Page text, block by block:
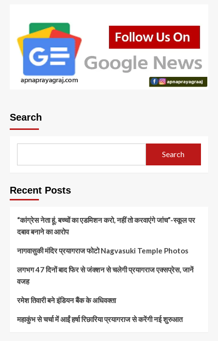
Search
Search
Recent Posts
“कांग्रेस नेता हूं, बच्चों का एडमिशन करो, नहीं तो करवाएंगे जांच”-स्कूल पर
दबाव बनाने का आरोप
नागवासुकी मंदिर प्रयागराज फोटो Nagvasuki Temple Photos
लगभग 47 दिनों बाद फिर से जंक्शन से चलेगी प्रयागराज एक्सप्रेस, जानें
वजह
रमेश तिवारी बने इंडियन बैंक के अधिवक्ता
महाकुंभ से चर्चा में आईं हर्षा रिछारिया प्रयागराज से करेंगी नई शुरुआत